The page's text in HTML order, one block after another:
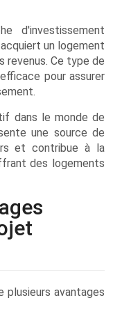
d'investissement
un logement
revenus. Ce type de
pour assurer
dans le monde de
une source de
et contribue à la
des logements
avantages